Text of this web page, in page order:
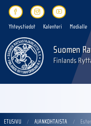
Yhteystiedot Kalenteri Medialle
Suomen
Finlands
ETUSIVU AJANKOHTAISTA